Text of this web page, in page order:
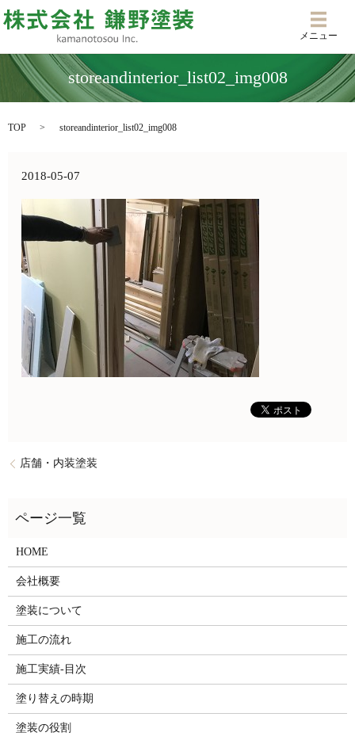
メニ
メニュー
storeandinterior_list02_img008
TOP storeandinterior_list02_img008
2018-05-07
店舗・内装塗装
HOME
会社概要
塗装について
施工の流れ
施工実績-目次
塗り替えの時期
塗装の役割